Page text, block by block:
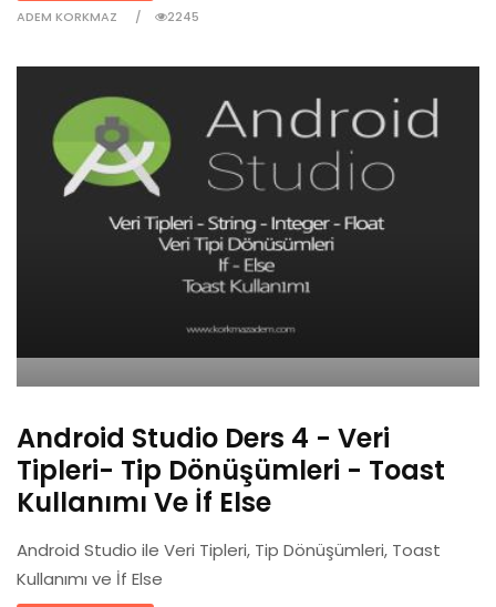
ADEM KORKMAZ
2245
Android Studio Ders 4 - Veri
Tipleri- Tip Dönüşümleri - Toast
Kullanımı Ve İf Else
Android Studio ile Veri Tipleri, Tip Dönüşümleri, Toast
Kullanımı ve İf Else